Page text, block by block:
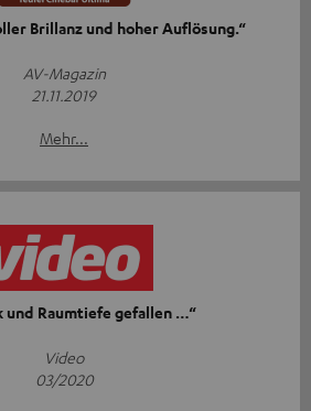
Brillanz und hoher Auflösung.“
AV-Magazin
21.11.2019
Mehr...
und Raumtiefe gefallen …“
Video
03/2020